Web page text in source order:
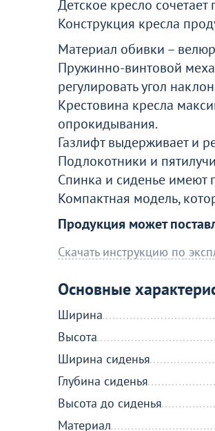
Детское кресло
Конструкция кресла
Материал обивки –
Пружинно-винтовой
регулировать угол
Крестовина кресла
опрокидывания.
Газлифт выдерживает и
Подлокотники и
Спинка и сиденье имеют
Компактная модель,
Продукция может
Скачать инструкцию по
Основные
Ширина
Высота
Ширина сиденья
Глубина сиденья
Высота до сиденья
Материал
Больше не